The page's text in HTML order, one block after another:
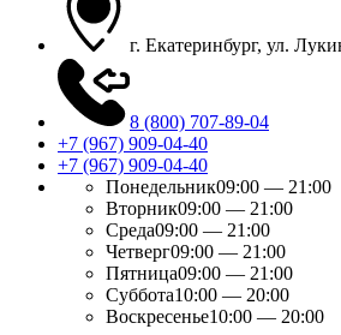
г. Екатеринбург, ул.
8 (800) 707-89-04
+7 (967) 909-04-40
+7 (967) 909-04-40
Понедельник09:00 — 21:00
Вторник09:00 — 21:00
Среда09:00 — 21:00
Четверг09:00 — 21:00
Пятница09:00 — 21:00
Суббота10:00 — 20:00
Воскресенье10:00 — 20:00